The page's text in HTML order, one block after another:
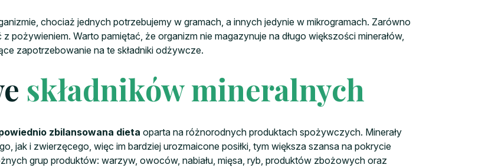
chociaż jednych potrzebujemy w gramach, a innych jedynie w mikrogramach. Zarówno
pożywieniem. Warto pamiętać, że organizm nie magazynuje na długo większości minerałów,
zapotrzebowanie na te składniki odżywcze.
składników mineralnych
zbilansowana dieta oparta na różnorodnych produktach spożywczych. Minerały
jak i zwierzęcego, więc im bardziej urozmaicone posiłki, tym większa szansa na pokrycie
grup produktów: warzyw, owoców, nabiału, mięsa, ryb, produktów zbożowych oraz